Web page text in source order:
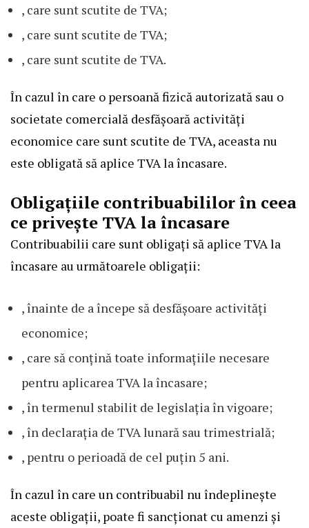
, care sunt scutite de TVA;
, care sunt scutite de TVA;
, care sunt scutite de TVA.
În cazul în care o persoană fizică autorizată sau o
societate comercială desfășoară activități
economice care sunt scutite de TVA, aceasta nu
este obligată să aplice TVA la încasare.
Obligațiile contribuabililor în ceea
ce privește TVA la încasare
Contribuabilii care sunt obligați să aplice TVA la
încasare au următoarele obligații:
, înainte de a începe să desfășoare activități
economice;
, care să conțină toate informațiile necesare
pentru aplicarea TVA la încasare;
, în termenul stabilit de legislația în vigoare;
, în declarația de TVA lunară sau trimestrială;
, pentru o perioadă de cel puțin 5 ani.
În cazul în care un contribuabil nu îndeplinește
aceste obligații, poate fi sancționat cu amenzi și